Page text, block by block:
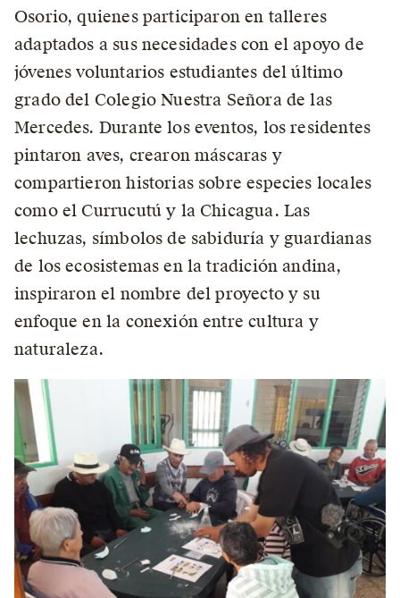
Osorio, quienes participaron en talleres
adaptados a sus necesidades con el apoyo de
jóvenes voluntarios estudiantes del último
grado del Colegio Nuestra Señora de las
Mercedes. Durante los eventos, los residentes
pintaron aves, crearon máscaras y
compartieron historias sobre especies locales
como el Currucutú y la Chicagua. Las
lechuzas, símbolos de sabiduría y guardianas
de los ecosistemas en la tradición andina,
inspiraron el nombre del proyecto y su
enfoque en la conexión entre cultura y
naturaleza.